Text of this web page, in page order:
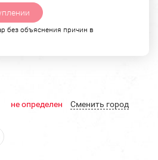
без объяснения причин в
не определен Cменить город